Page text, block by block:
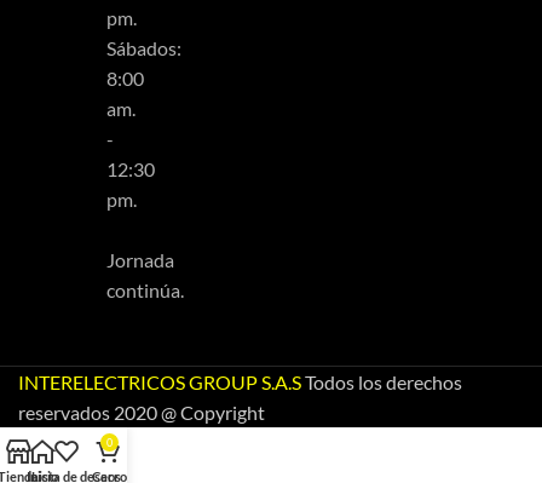
pm.
Sábados:
8:00
am.
-
12:30
pm.
Jornada
continúa.
INTERELECTRICOS GROUP S.A.STodos los derechos
reservados 2020 @ Copyright
Inicio
Lista de deseos
0
Carro